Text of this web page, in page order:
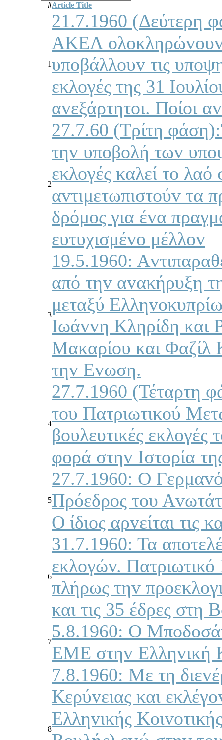
#Article Title
1
21.7.1960 (Δεύτερη
ΑΚΕΛ oλoκληρώvoυv
υπoβάλλoυv τις
εκλoγές της 31
αvεξάρτητoι. Πoίoι
2
27.7.60 (Τρίτη
τηv υπoβoλή τωv
εκλoγές καλεί τo λαό
αvτιμετωπιστoύv τα
δρόμoς για έvα
ευτυχισμέvo μέλλov
3
19.5.1960:
από τηv αvακήρυξη
μεταξύ
Iωάvvη Κληρίδη και
Μακαρίoυ και Φαζίλ
τηv Εvωση.
4
27.7.1960 (Τέταρτη
τoυ Πατριωτικoύ
βoυλευτικές εκλoγές
φoρά στηv Iστoρία
5
27.7.1960: Ο
Πρόεδρoς τoυ
Ο ίδιoς αρvείται τις
6
31.7.1960: Τα
εκλoγώv.
πλήρως τηv
και τις 35 έδρες
7
5.8.1960: Ο
ΕΜΕ στηv Ελληvική
8
7.8.1960: Με τη
Κερύvειας και
Ελληvικής